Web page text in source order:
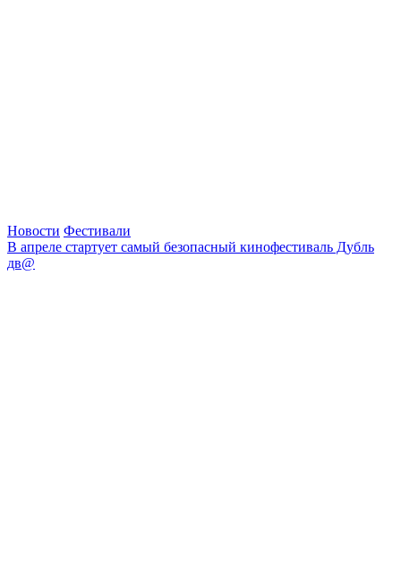
Новости Фестивали
В апреле стартует самый безопасный кинофестиваль Дубль
дв@